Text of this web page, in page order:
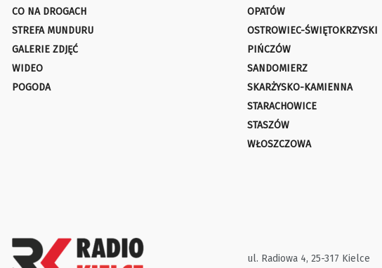
CO NA DROGACH
STREFA MUNDURU
GALERIE ZDJĘĆ
WIDEO
POGODA
OPATÓW
OSTROWIEC-ŚWIĘTOKRZYSKI
PIŃCZÓW
SANDOMIERZ
SKARŻYSKO-KAMIENNA
STARACHOWICE
STASZÓW
WŁOSZCZOWA
ul. Radiowa 4, 25-317 Kielce